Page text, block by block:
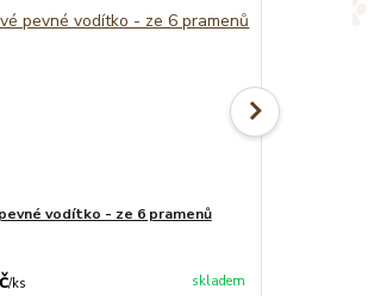
vodítko - ze 6 pramenů
/ks skladem